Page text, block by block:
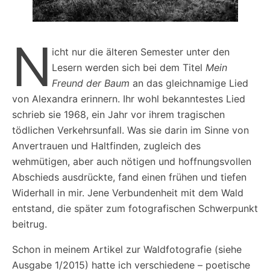
N icht nur die älteren Semester unter den
Lesern werden sich bei dem Titel Mein
Freund der Baum an das gleichnamige Lied
von Alexandra erinnern. Ihr wohl bekanntestes Lied
schrieb sie 1968, ein Jahr vor ihrem tragischen
tödlichen Verkehrsunfall. Was sie darin im Sinne von
Anvertrauen und Haltfinden, zugleich des
wehmütigen, aber auch nötigen und hoffnungsvollen
Abschieds ausdrückte, fand einen frühen und tiefen
Widerhall in mir. Jene Verbundenheit mit dem Wald
entstand, die später zum fotografischen Schwerpunkt
beitrug.
Schon in meinem Artikel zur Waldfotografie (siehe
Ausgabe 1/2015) hatte ich verschiedene – poetische